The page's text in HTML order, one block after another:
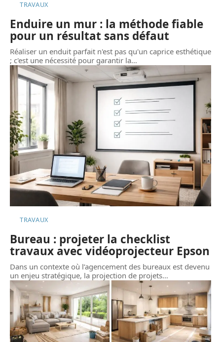
TRAVAUX
Enduire un mur : la méthode fiable
pour un résultat sans défaut
Réaliser un enduit parfait n'est pas qu'un caprice esthétique
; c'est une nécessité pour garantir la…
TRAVAUX
Bureau : projeter la checklist
travaux avec vidéoprojecteur Epson
Dans un contexte où l’agencement des bureaux est devenu
un enjeu stratégique, la projection de projets…